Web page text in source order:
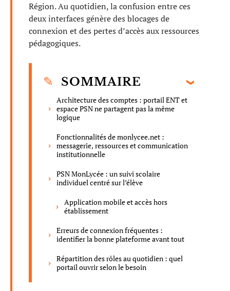
Région. Au quotidien, la confusion entre ces
deux interfaces génère des blocages de
connexion et des pertes d’accès aux ressources
pédagogiques.
SOMMAIRE
Architecture des comptes : portail ENT et
espace PSN ne partagent pas la même
logique
Fonctionnalités de monlycee.net :
messagerie, ressources et communication
institutionnelle
PSN MonLycée : un suivi scolaire
individuel centré sur l’élève
Application mobile et accès hors
établissement
Erreurs de connexion fréquentes :
identifier la bonne plateforme avant tout
Répartition des rôles au quotidien : quel
portail ouvrir selon le besoin